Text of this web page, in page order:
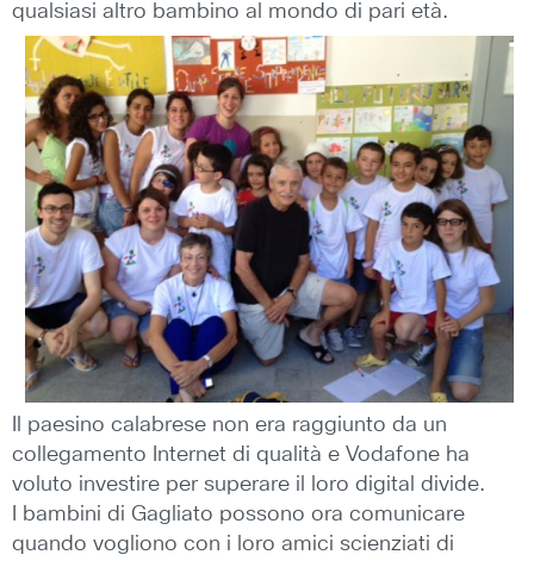
qualsiasi altro bambino al mondo di pari età.
Il paesino calabrese non era raggiunto da un
collegamento Internet di qualità e Vodafone ha
voluto investire per superare il loro digital divide.
I bambini di Gagliato possono ora comunicare
quando vogliono con i loro amici scienziati di